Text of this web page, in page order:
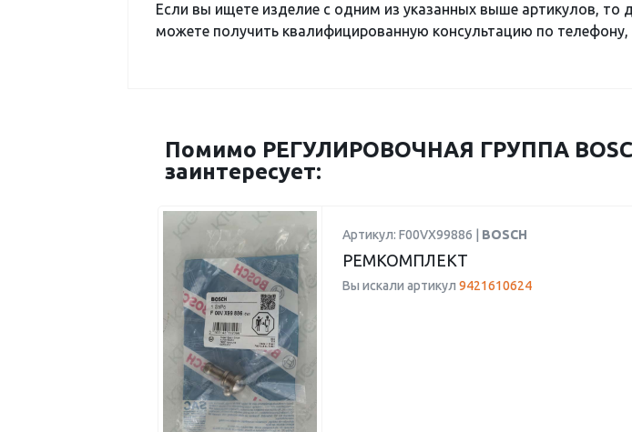
Если вы ищете изделие с одним из указанных выше артикулов,
можете получить квалифицированную консультацию по
Помимо РЕГУЛИРОВОЧНАЯ ГРУППА
заинтересует:
Артикул: F00VX99886 | BOSCH
РЕМКОМПЛЕКТ
Вы искали артикул 9421610624